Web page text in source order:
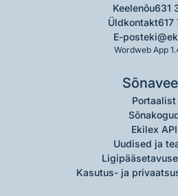
Keelenõu631
Üldkontakt617
E-post
Wordweb App
Portaalist
Ekilex API
Uudised ja
Kasutus- ja